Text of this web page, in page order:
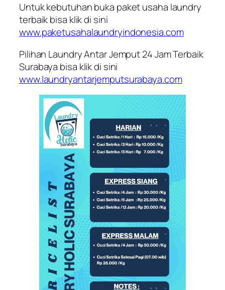
Untuk kebutuhan buka paket usaha laundry
terbaik bisa klik di sini
www.paketusahalaundryindonesia.com
Pilihan Laundry Antar Jemput 24 Jam Terbaik
Surabaya bisa klik di sini
www.laundryantarjemputsurabaya.com